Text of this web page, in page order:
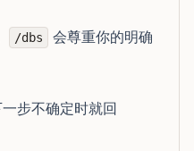
/dbs
会尊重你的明确
步不确定时就回